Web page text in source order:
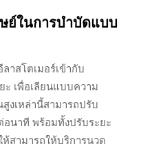
ย์ในการบำบัดแบบ
าสโตเมอร์เข้ากับ
ะ เพื่อเลียนแบบความ
งเหล่านี้สามารถปรับ
อนาที พร้อมทั้งปรับระยะ
สามารถให้บริการนวด